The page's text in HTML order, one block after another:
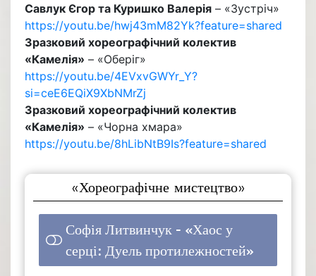
Савлук Єгор та Куришко Валерія – «Зустріч»
https://youtu.be/hwj43mM82Yk?feature=shared
Зразковий хореографічний колектив
«Камелія» – «Оберіг»
https://youtu.be/4EVxvGWYr_Y?
si=ceE6EQiX9XbNMrZj
Зразковий хореографічний колектив
«Камелія» – «Чорна хмара»
https://youtu.be/8hLibNtB9Is?feature=shared
«Хореографічне мистецтво»
Софія Литвинчук - «Хаос у
серці: Дуель протилежностей»
1 ( 25 % )